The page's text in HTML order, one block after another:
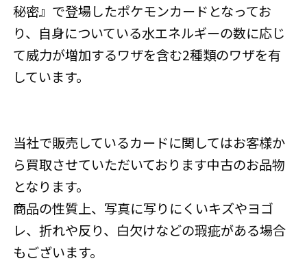
秘密』で登場したポケモンカードとなってお
り、自身についている水エネルギーの数に応じ
て威力が増加するワザを含む2種類のワザを有
しています。
当社で販売しているカードに関してはお客様か
ら買取させていただいております中古のお品物
となります。
商品の性質上、写真に写りにくいキズやヨゴ
レ、折れや反り、白欠けなどの瑕疵がある場合
もございます。